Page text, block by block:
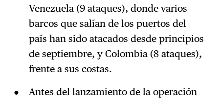
Venezuela (9 ataques), donde varios
barcos que salían de los puertos del
país han sido atacados desde principios
de septiembre, y Colombia (8 ataques),
frente a sus costas.
Antes del lanzamiento de la operación